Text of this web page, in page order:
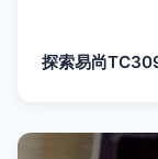
探索易尚